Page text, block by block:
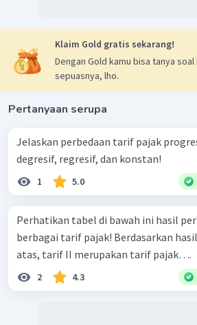
Klaim Gold gratis sekarang!
Dengan Gold kamu bisa tanya soal
sepuasnya, lho.
Pertanyaan serupa
Jelaskan perbedaan tarif pajak
degresif, regresif, dan konstan!
1 5.0
Perhatikan tabel di bawah ini hasil
berbagai tarif pajak! Berdasarkan hasil perhitungan di
atas, tarif II merupakan tarif pajak….
2 4.3